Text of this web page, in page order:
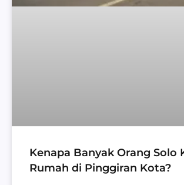
Kenapa Banyak Orang Solo
Rumah di Pinggiran Kota?